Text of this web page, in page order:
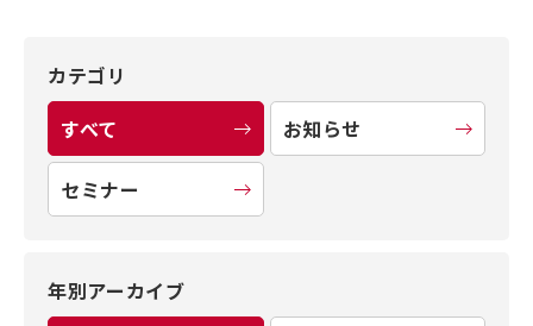
カテゴリ
すべて
お知らせ
セミナー
年別アーカイブ